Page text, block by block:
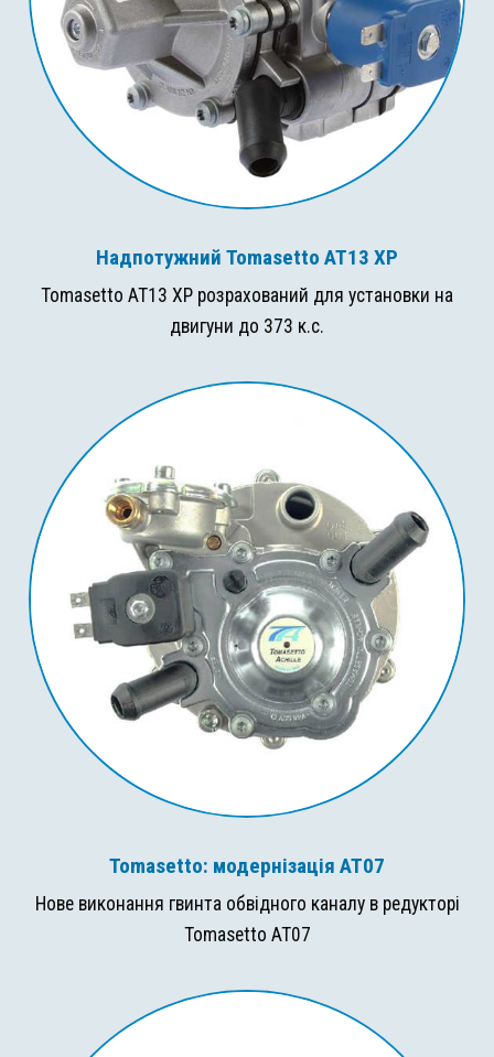
Надпотужний Tomasetto AT13 XP
Tomasetto AT13 XP розрахований для установки на
двигуни до 373 к.с.
Tomasetto: модернізація AT07
Нове виконання гвинта обвідного каналу в редукторі
Tomasetto AT07